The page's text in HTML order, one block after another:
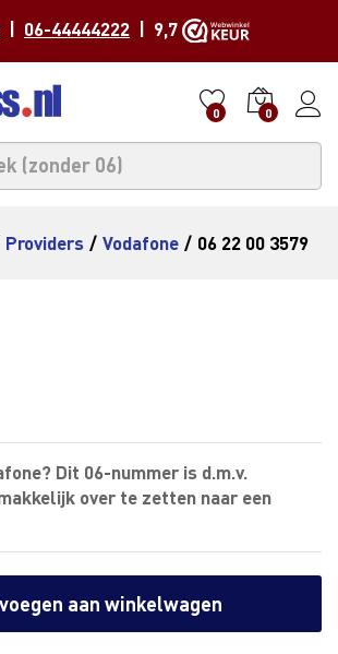
06-44444222 | 9,7
0 0
Providers / Vodafone / 06 22 00 3579
Dit 06-nummer is d.m.v.
over te zetten naar een
aan winkelwagen